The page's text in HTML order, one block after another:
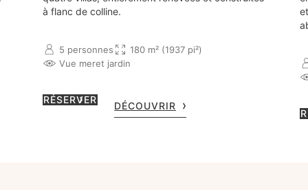
à flanc de colline.
5 personnes
180 m² (1937 pi²)
Vue meret jardin
RÉSERVER
DÉCOUVRIR